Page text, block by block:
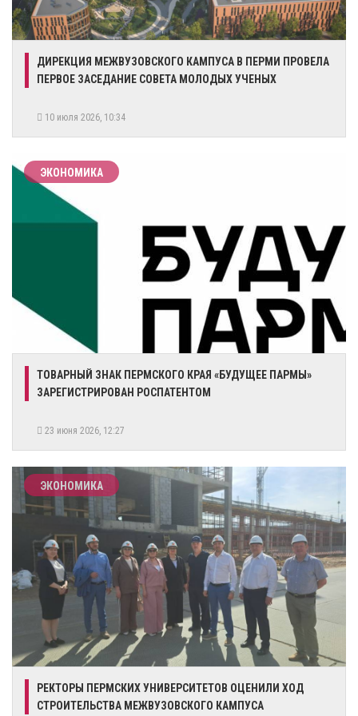
​ДИРЕКЦИЯ МЕЖВУЗОВСКОГО КАМПУСА В ПЕРМИ ПРОВЕЛА
ПЕРВОЕ ЗАСЕДАНИЕ СОВЕТА МОЛОДЫХ УЧЕНЫХ
10 июля 2026, 10:34
ЭКОНОМИКА
​ТОВАРНЫЙ ЗНАК ПЕРМСКОГО КРАЯ «БУДУЩЕЕ ПАРМЫ»
ЗАРЕГИСТРИРОВАН РОСПАТЕНТОМ
23 июня 2026, 12:27
ЭКОНОМИКА
​РЕКТОРЫ ПЕРМСКИХ УНИВЕРСИТЕТОВ ОЦЕНИЛИ ХОД
СТРОИТЕЛЬСТВА МЕЖВУЗОВСКОГО КАМПУСА